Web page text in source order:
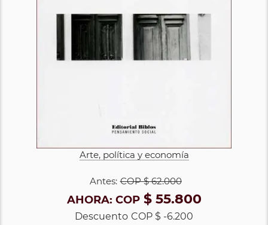
Arte, política y economía
Antes: COP$ 62.000
AHORA: COP$ 55.800
Descuento COP $ -6.200